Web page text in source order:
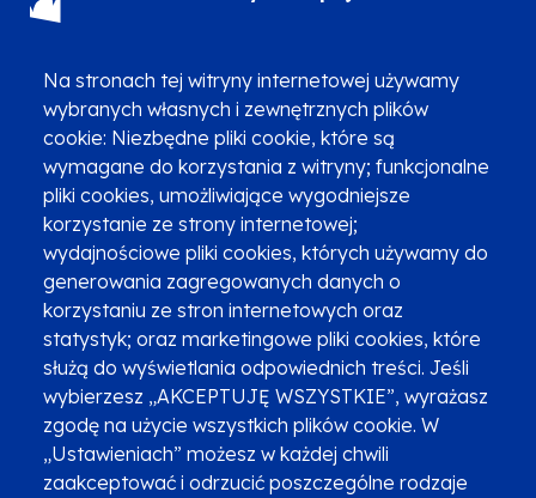
Na stronach tej witryny internetowej używamy
wybranych własnych i zewnętrznych plików
cookie: Niezbędne pliki cookie, które są
wymagane do korzystania z witryny; funkcjonalne
pliki cookies, umożliwiające wygodniejsze
korzystanie ze strony internetowej;
wydajnościowe pliki cookies, których używamy do
generowania zagregowanych danych o
korzystaniu ze stron internetowych oraz
statystyk; oraz marketingowe pliki cookies, które
służą do wyświetlania odpowiednich treści. Jeśli
wybierzesz „AKCEPTUJĘ WSZYSTKIE”, wyrażasz
zgodę na użycie wszystkich plików cookie. W
„Ustawieniach” możesz w każdej chwili
zaakceptować i odrzucić poszczególne rodzaje
Zgłoszenia podejrzenia niezgodności z KPP i KPON
Newsletter
Fundusze SMS-em
Najczęściej zadawane pytania
Promocja projektu
Zobacz inne programy
Poznaj Fundusze 2014-2020
Deklaracja dostępności
Polityka prywatności
Przetwarzanie danych osobowych
Zgłoś błąd Mapa strony